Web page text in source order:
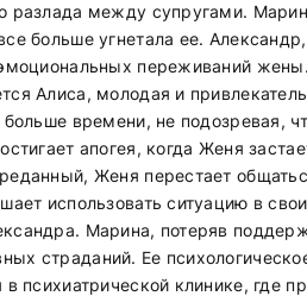
разлада между супругами.
больше угнетала ее.
переживаний
Алиса, молодая и
больше времени, не подозревая,
апогея, когда Женя
Женя перестает
использовать ситуацию в
Марина, потеряв
страданий. Ее
в психиатрической клинике, где